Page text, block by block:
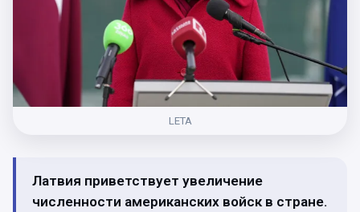
LETA
Латвия приветствует увеличение
численности американских войск в стране.